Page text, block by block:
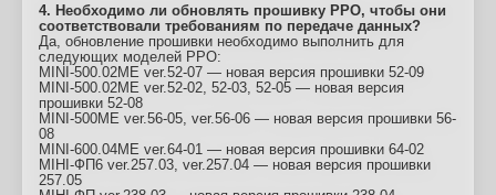
4. Необходимо ли обновлять прошивку РРО, чтобы они
соответствовали требованиям по передаче данных?
Да, обновление прошивки необходимо выполнить для
следующих моделей РРО:
MINI-500.02МЕ ver.52-07 — новая версия прошивки 52-09
MINI-500.02МЕ ver.52-02, 52-03, 52-05 — новая версия
прошивки 52-08
MINI-500ME ver.56-05, ver.56-06 — новая версия прошивки 56-
08
MINI-600.04МЕ ver.64-01 — новая версия прошивки 64-02
МІНІ-ФП6 ver.257.03, ver.257.04 — новая версия прошивки
257.05